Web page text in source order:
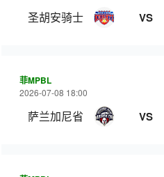
圣胡安骑士 VS
菲MPBL
2026-07-08 18:00
萨兰加尼省 VS